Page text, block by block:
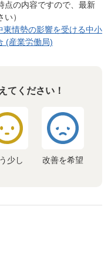
点の内容ですので、最新
）
情勢の影響を受ける中小
(産業労働局)
てください！
少し 改善を希望